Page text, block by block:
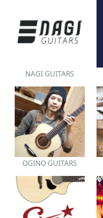
NAGI GUITARS
OGINO GUITARS